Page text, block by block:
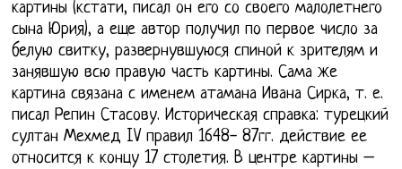
картины (кстати, писал он его со своего малолетнего
сына Юрия), а еще автор получил по первое число за
белую свитку, развернувшуюся спиной к зрителям и
занявшую всю правую часть картины. Сама же
картина связана с именем атамана Ивана Сирка, т. е.
писал Репин Стасову. Историческая справка: турецкий
султан Мехмед IV правил 1648- 87гг. действие ее
относится к концу 17 столетия. В центре картины –